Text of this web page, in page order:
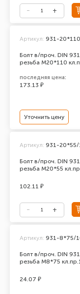
Болт в/проч. DIN
резьба М20*110
Артикул: 931-
последняя цена:
173.13 ₽
Уточнить цену
Болт в/проч. DIN
резьба М20*55
Артикул: 931-20*55/
102.11 ₽
Болт в/проч. DIN
резьба М8*75
Артикул: 931-8*75/
24.07 ₽